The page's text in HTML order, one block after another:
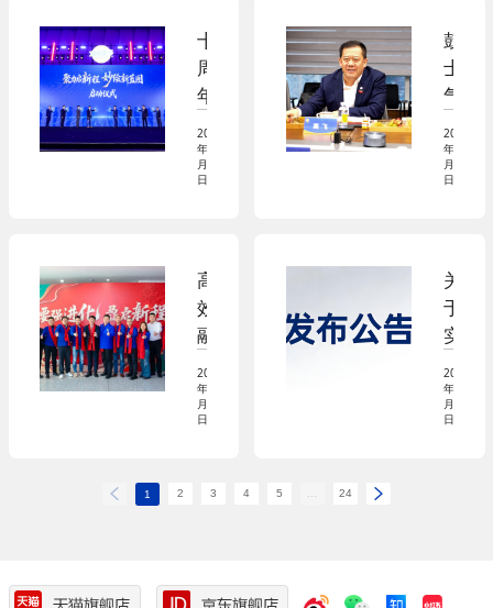
创”
新
范
厨
“专
宠”
名
商
标
品
牌”
企
业
文
化
优
秀
特
等
奖
准
的
公
告
（2
0
0
3
1
9）
十
周
年
庆
典
上，
多
发
布
“1
3
4
2026
年03
月18
日
鼓
士
气，
振
军
心，
始，
蒙
牛
集
团
总
2026
年02
月27
日
高
效
融
合，
打
造
公
E
2026
年01
月28
日
关
于
实
施
新
版
2026
年01
月27
日
1 2 3 4 5 24